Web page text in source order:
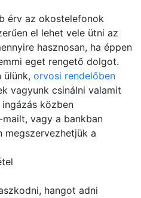
érv az okostelefonok
el lehet vele ütni az
hasznosan, ha éppen
eget rengető dolgot.
ülünk, orvosi rendelőben
vagyunk csinálni valamit
közben
vagy a bankban
a
hangot adni